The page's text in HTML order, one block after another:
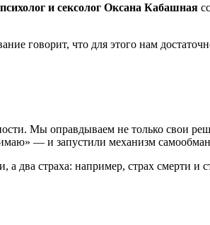
и сексолог Оксана Кабашная
говорит, что для этого нам
Мы оправдываем не только свои
— и запустили механизм
а два страха: например, страх смерти и